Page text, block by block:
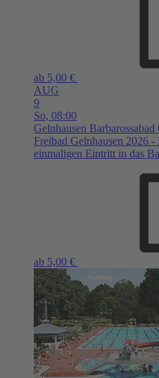
ab 5,00 €
AUG
9
So, 08:00
Gelnhausen Barbarossabad
Freibad Gelnhausen 2026
einmaligen Eintritt in das
ab 5,00 €